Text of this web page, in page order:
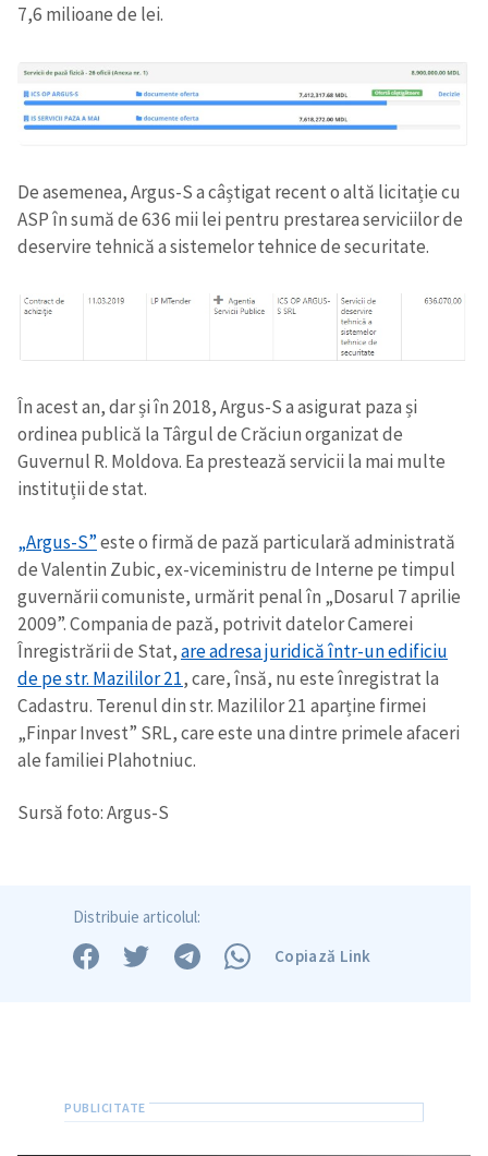
7,6 milioane de lei.
De asemenea, Argus-S a câștigat recent o altă licitație cu
ASP în sumă de 636 mii lei pentru prestarea serviciilor de
deservire tehnică a sistemelor tehnice de securitate.
În acest an, dar și în 2018, Argus-S a asigurat paza și
ordinea publică la Târgul de Crăciun organizat de
Guvernul R. Moldova. Ea prestează servicii la mai multe
instituții de stat.
„Argus-S”este o firmă de pază particulară administrată
de Valentin Zubic, ex-viceministru de Interne pe timpul
guvernării comuniste, urmărit penal în „Dosarul 7 aprilie
2009”. Compania de pază, potrivit datelor Camerei
Înregistrării de Stat,are adresa juridică într-un edificiu
de pe str. Mazililor 21, care, însă, nu este înregistrat la
Cadastru. Terenul din str. Mazililor 21 aparține firmei
„Finpar Invest” SRL, care este una dintre primele afaceri
ale familiei Plahotniuc.
Sursă foto: Argus-S
Distribuie articolul:
Copiază Link